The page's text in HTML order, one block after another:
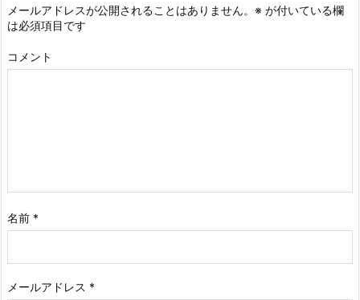
メールアドレスが公開されることはありません。 ※ が付いている欄
は必須項目です
コメント
名前 *
メールアドレス *